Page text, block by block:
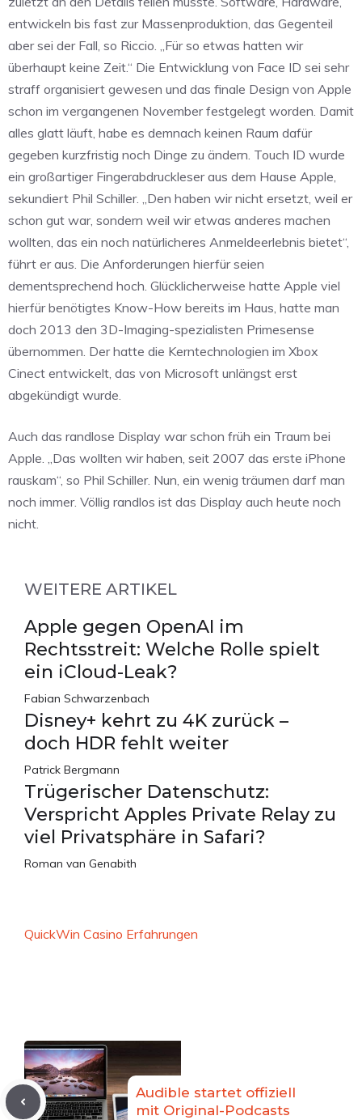
entwickeln bis fast zur Massenproduktion, das Gegenteil
aber sei der Fall, so Riccio. „Für so etwas hatten wir
überhaupt keine Zeit.“ Die Entwicklung von Face ID sei sehr
straff organisiert gewesen und das finale Design von Apple
schon im vergangenen November festgelegt worden. Damit
alles glatt läuft, habe es demnach keinen Raum dafür
gegeben kurzfristig noch Dinge zu ändern. Touch ID wurde
ein großartiger Fingerabdruckleser aus dem Hause Apple,
sekundiert Phil Schiller. „Den haben wir nicht ersetzt, weil er
schon gut war, sondern weil wir etwas anderes machen
wollten, das ein noch natürlicheres Anmeldeerlebnis bietet“,
führt er aus. Die Anforderungen hierfür seien
dementsprechend hoch. Glücklicherweise hatte Apple viel
hierfür benötigtes Know-How bereits im Haus, hatte man
doch 2013 den 3D-Imaging-spezialisten Primesense
übernommen. Der hatte die Kerntechnologien im Xbox
Cinect entwickelt, das von Microsoft unlängst erst
abgekündigt wurde.
Auch das randlose Display war schon früh ein Traum bei
Apple. „Das wollten wir haben, seit 2007 das erste iPhone
rauskam“, so Phil Schiller. Nun, ein wenig träumen darf man
noch immer. Völlig randlos ist das Display auch heute noch
nicht.
WEITERE ARTIKEL
Apple gegen OpenAI im
Rechtsstreit: Welche Rolle spielt
ein iCloud-Leak?
Fabian Schwarzenbach
Disney+ kehrt zu 4K zurück –
doch HDR fehlt weiter
Patrick Bergmann
Trügerischer Datenschutz:
Verspricht Apples Private Relay zu
viel Privatsphäre in Safari?
Roman van Genabith
QuickWin Casino Erfahrungen
Audible startet offiziell
mit Original-Podcasts